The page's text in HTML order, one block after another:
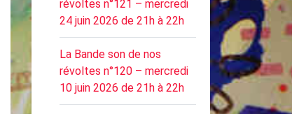
révoltes n°121 – mercredi
24 juin 2026 de 21h à 22h
La Bande son de nos
révoltes n°120 – mercredi
10 juin 2026 de 21h à 22h